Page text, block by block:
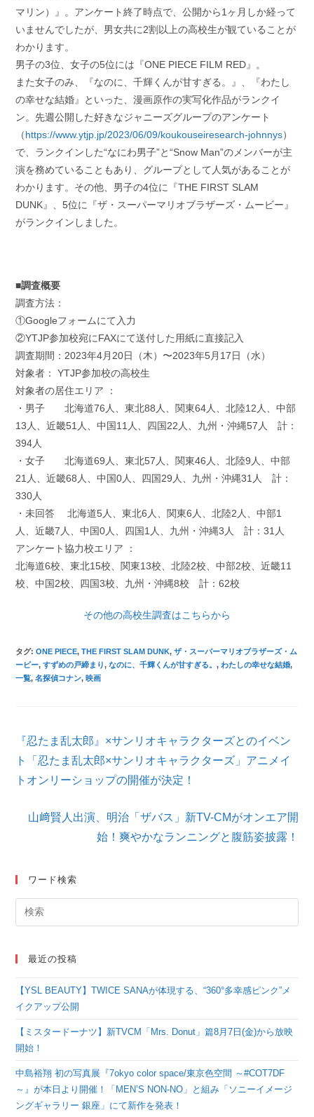
マリン）』。アンケート終了時点で、公開から1ヶ月しか経って
いませんでしたが、男女共に2割以上の高校生が観ていることが
わかります。
男子の3位、女子の5位には『ONE PIECE FILM RED』。
また女子のみ、『なのに、千輝くんが甘すぎる。』、『わたし
の幸せな結婚』といった、漫画原作の実写化作品がランクイ
ン。先週公開した好きなジャニーズグループのアンケート
（https://www.ytjp.jp/2023/06/09/koukouseiresearch-johnnys）
で、ランクインした“なにわ男子”と“Snow Man”のメンバーが主
演を務めていることもあり、グループとして人気があることが
わかります。その他、男子の4位に『THE FIRST SLAM
DUNK』、5位に『ザ・スーパーマリオブラザーズ・ムービー』
がランクインしました。
■調査概要
調査方法：
①Googleフォームにて入力
②YTJP参加校宛にFAXにて送付した用紙に直接記入
調査期間：2023年4月20日（木）〜2023年5月17日（水）
対象者： YTJP参加校の高校生
対象者の居住エリア ：
・男子 北海道76人、東北88人、関東64人、北陸12人、中部
13人、近畿51人、中国11人、四国22人、九州・沖縄57人 計：
394人
・女子 北海道69人、東北57人、関東46人、北陸9人、中部
21人、近畿68人、中国0人、四国29人、九州・沖縄31人 計：
330人
・未回答 北海道5人、東北6人、関東6人、北陸2人、中部1
人、近畿7人、中国0人、四国1人、九州・沖縄3人 計：31人
アンケート協力校エリア ：
北海道6校、東北15校、関東13校、北陸2校、中部2校、近畿11
校、中国2校、四国3校、九州・沖縄8校 計：62校
その他の高校生調査はこちらから
タグ:ONE PIECE, THE FIRST SLAM DUNK, ザ・スーパーマリオブラザーズ・ム
ービー, すずめの戸締まり, なのに、千輝くんが甘すぎる。, わたしの幸せな結婚,
一覧, 名探偵コナン, 映画
そ
他
の
記
『忍たま乱太郎』×サンリオキャラクターズとのイベン
ト「忍たま乱太郎×サンリオキャラクターズ」アニメイ
トオンリーショップの開催が決定！
山﨑賢人出演、明治「ザバス」新TV-CMがオンエア開
始！爽やかなランニングと腹筋姿披露！
ワード検索
最近の投稿
【YSL BEAUTY】TWICE SANAが体現する、“360°多幸感ピンク”メ
イクアップ公開
【ミスタードーナツ】新TVCM「Mrs. Donut」篇8月7日(金)から放映
開始！
中島裕翔 初の写真展『7okyo color space/東京色空間 ～#COT7DF
～』が本日より開催！「MEN’S NON-NO」と組み「ソニーイメージ
ングギャラリー 銀座」にて新作を発表！